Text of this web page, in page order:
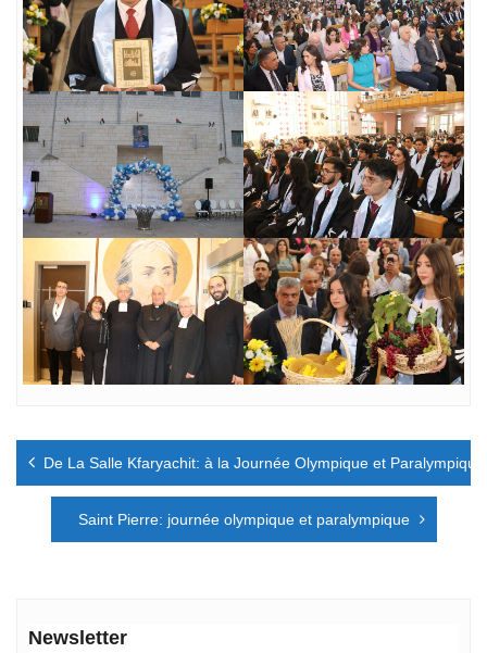
Navigation
l’article
De La Salle Kfaryachit: à la Journée Olympique et
Saint Pierre: journée olympique et paralympique
Newsletter